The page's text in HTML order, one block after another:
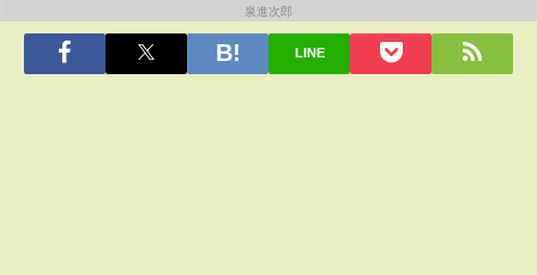
LINE